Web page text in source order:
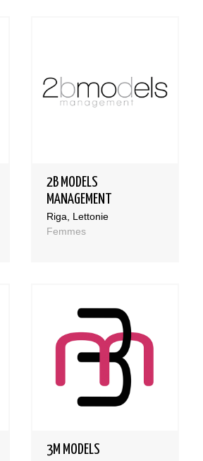
2B MODELS
MANAGEMENT
Riga, Lettonie
Femmes
3M MODELS